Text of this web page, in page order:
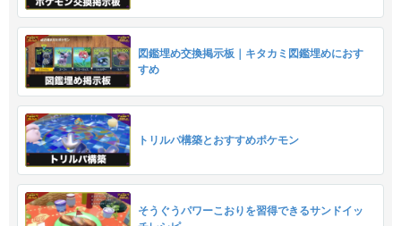
図鑑埋め交換掲示板｜キタカミ図鑑埋めにおす
すめ
トリルパ構築とおすすめポケモン
そうぐうパワーこおりを習得できるサンドイッ